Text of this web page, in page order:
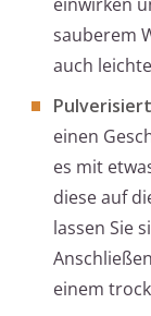
sauberem
auch
einen
es mit
diese auf
lassen Sie
einem